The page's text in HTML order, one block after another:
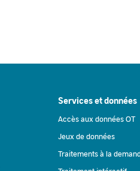
Services et données
Accès aux données OT
Jeux de données
Traitements à la